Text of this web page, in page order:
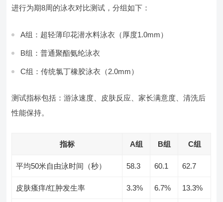
进行为期8周的泳衣对比测试，分组如下：
A组：超轻薄印花潜水料泳衣（厚度1.0mm）
B组：普通聚酯氨纶泳衣
C组：传统氯丁橡胶泳衣（2.0mm）
测试指标包括：游泳速度、皮肤反应、家长满意度、清洗后
性能保持。
指标 A组 B组 C组
平均50米自由泳时间（秒） 58.3 60.1 62.7
皮肤瘙痒/红肿发生率 3.3% 6.7% 13.3%